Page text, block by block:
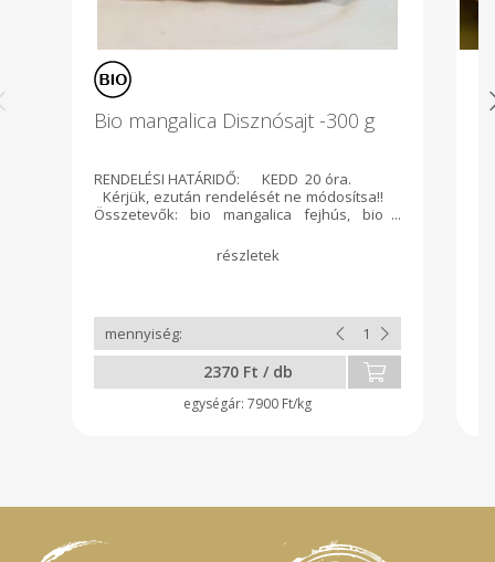
Bio mangalica Disznósajt -300 g
RENDELÉSI HATÁRIDŐ: KEDD 20 óra.
Kérjük, ezután rendelését ne módosítsa!!
Összetevők: bio mangalica fejhús, bio
(bio fokhagyma, só), só, bio fűszerpaprika,
bio feketebors. Gyártó: Virágoskút
ÖKÖ-01
2370 Ft / db
7900 Ft/kg